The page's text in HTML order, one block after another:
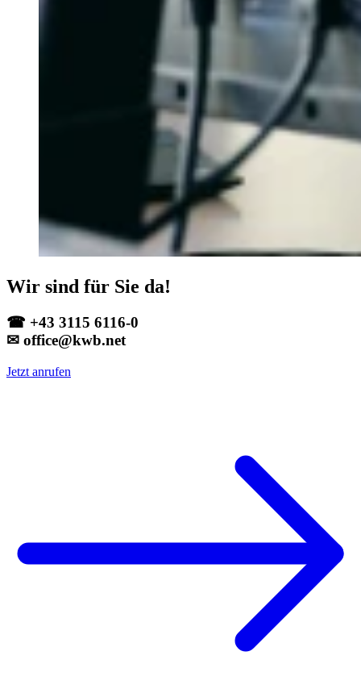
Wir sind für Sie da!
☎ +43 3115 6116-0
✉ office@kwb.net
Jetzt anrufen